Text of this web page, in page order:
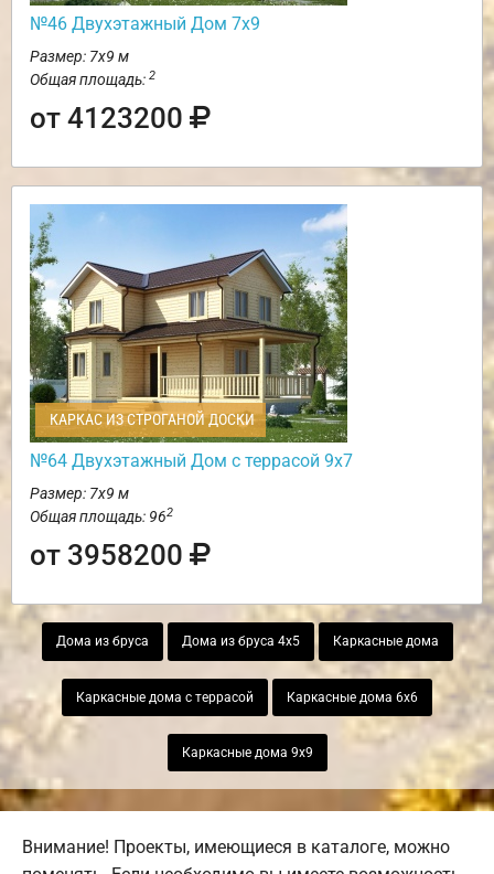
№46 Двухэтажный Дом 7х9
Размер: 7х9 м
Общая площадь: 2
от 4123200
КАРКАС ИЗ СТРОГАНОЙ ДОСКИ
№64 Двухэтажный Дом с террасой 9х7
Размер: 7х9 м
Общая площадь: 962
от 3958200
Дома из бруса Дома из бруса 4х5 Каркасные дома
Каркасные дома с террасой Каркасные дома 6х6
Каркасные дома 9х9
Внимание! Проекты, имеющиеся в каталоге, можно